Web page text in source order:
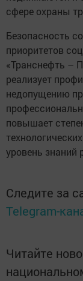
сфере охраны
Безопасность
приоритетов
«Транснефть –
реализует
недопущению
повышает
уровень знаний
Следите за
Telegram-
Читайте